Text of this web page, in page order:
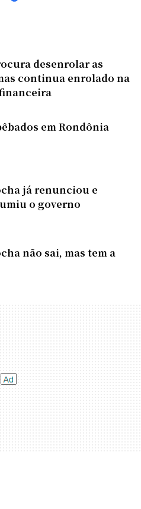
desenrolar as
continua enrolado na
em Rondônia
já renunciou e
o governo
não sai, mas tem a